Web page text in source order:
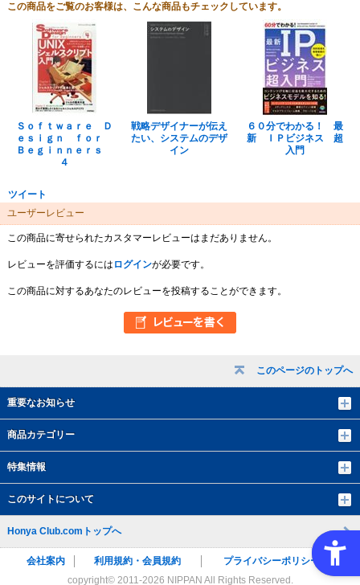
このページのトップへ
重要なお知らせ
商品カテゴリー
特集情報
このサイトについて
この商品をご覧のお客様は、こんな商品もチェックしています。
Ｓｏｆｔｗａｒｅ Ｄ
ｅｓｉｇｎ ｆｏｒ
Ｂｅｇｉｎｎｅｒｓ
４
戦略デザイナーが伝え
たい、システムのデザ
イン
６０分でわかる！ 最
新 ＩＰビジネス 超
入門
ツイート
ユーザーレビュー
この商品に寄せられたカスタマーレビューはまだありません。
レビューを評価するには ログインが必要です。
この商品に対するあなたのレビューを投稿することができます。
Honya Club.comトップへ
会社案内 利用規約・会員規約
プライバシーポリシー
copyright© 2011-2026 NIPPAN All Rights Reserved.